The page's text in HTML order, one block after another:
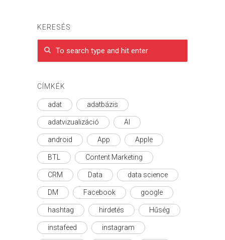
KERESÉS
CÍMKÉK
adat adatbázis
adatvizualizáció AI
android App Apple
BTL Content Marketing
CRM Data data science
DM Facebook google
hashtag hirdetés Hűség
instafeed instagram